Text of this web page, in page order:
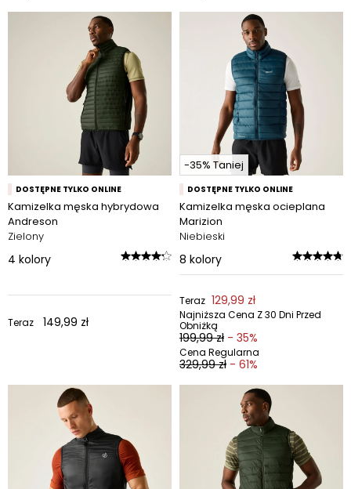
DOSTĘPNE TYLKO ONLINE
Kamizelka męska hybrydowa
Andreson
Zielony
4 kolory
Teraz 149,99 zł
-35% Taniej
DOSTĘPNE TYLKO ONLINE
Kamizelka męska ocieplana
Marizion
Niebieski
8 kolory
Teraz 129,99 zł
Najniższa Cena Z 30 Dni Przed
Obniżką
199,99 zł - 35%
Cena Regularna
329,99 zł - 61%